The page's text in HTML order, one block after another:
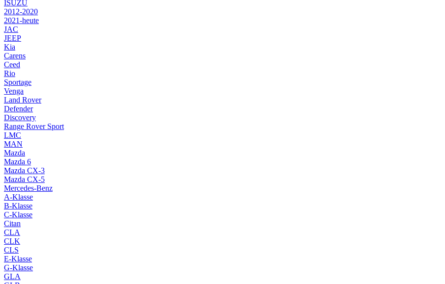
ISUZU
2012-2020
2021-heute
JAC
JEEP
Kia
Carens
Ceed
Rio
Sportage
Venga
Land Rover
Defender
Discovery
Range Rover Sport
LMC
MAN
Mazda
Mazda 6
Mazda CX-3
Mazda CX-5
Mercedes-Benz
A-Klasse
B-Klasse
C-Klasse
Citan
CLA
CLK
CLS
E-Klasse
G-Klasse
GLA